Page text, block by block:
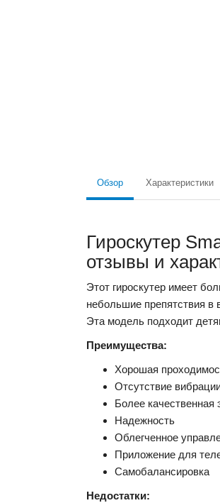
Обзор Характеристики
Гироскутер
отзывы и
Этот гироскутер имеет
небольшие препятствия в
Эта модель подходит
Преимущества:
Хорошая
Отсутствие
Более качественная
Надежность
Облегченное
Приложение для
Самобалансировка
Недостатки: